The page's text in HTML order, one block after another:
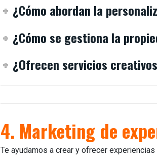
¿Cómo abordan la
¿Cómo se gestiona la
¿Ofrecen servicios
4. Marketing de
Te ayudamos a crear y ofrecer